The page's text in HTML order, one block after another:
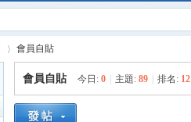
›
會員自貼
會員自貼 今日: 0 主題: 89 排名: 12